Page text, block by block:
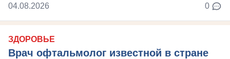
04.08.2026 0
ЗДОРОВЬЕ
Врач офтальмолог известной в стране